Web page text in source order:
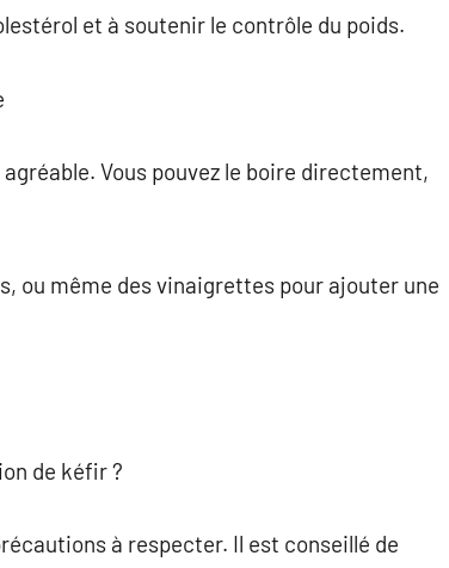
et à soutenir le contrôle du poids.
Vous pouvez le boire directement,
ou même des vinaigrettes pour ajouter une
de kéfir ?
à respecter. Il est conseillé de